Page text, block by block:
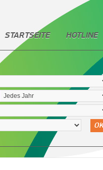
STARTSEITE HOTLINE
OK